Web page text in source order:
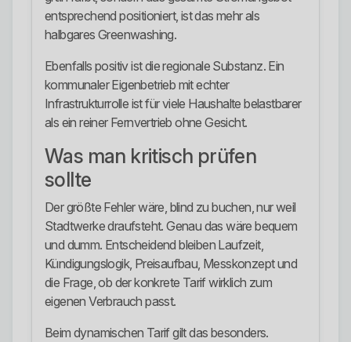
entsprechend positioniert, ist das mehr als
halbgares Greenwashing.
Ebenfalls positiv ist die regionale Substanz. Ein
kommunaler Eigenbetrieb mit echter
Infrastrukturrolle ist für viele Haushalte belastbarer
als ein reiner Fernvertrieb ohne Gesicht.
Was man kritisch prüfen
sollte
Der größte Fehler wäre, blind zu buchen, nur weil
Stadtwerke draufsteht. Genau das wäre bequem
und dumm. Entscheidend bleiben Laufzeit,
Kündigungslogik, Preisaufbau, Messkonzept und
die Frage, ob der konkrete Tarif wirklich zum
eigenen Verbrauch passt.
Beim dynamischen Tarif gilt das besonders.